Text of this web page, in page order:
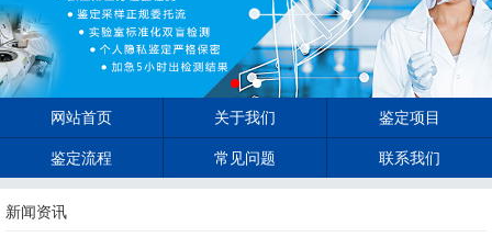
网站首页 关于我们 鉴定项目
鉴定流程 常见问题 联系我们
新闻资讯